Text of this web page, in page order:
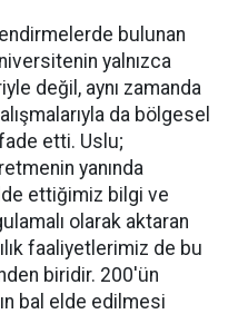
bulunan
yalnızca
değil, aynı zamanda
da bölgesel
etti. Uslu;
yanında
ettiğimiz bilgi ve
olarak aktaran
faaliyetlerimiz de bu
biridir. 200'ün
bal elde edilmesi